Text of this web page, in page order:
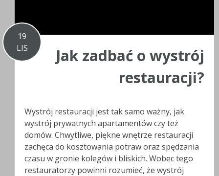
19
LIS
Jak zadbać o wystrój
restauracji?
Wystrój restauracji jest tak samo ważny, jak
wystrój prywatnych apartamentów czy też
domów. Chwytliwe, piękne wnętrze restauracji
zachęca do kosztowania potraw oraz spędzania
czasu w gronie kolegów i bliskich. Wobec tego
restauratorzy powinni rozumieć, że wystrój